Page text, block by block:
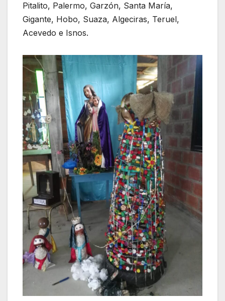
Pitalito, Palermo, Garzón, Santa María,
Gigante, Hobo, Suaza, Algeciras, Teruel,
Acevedo e Isnos.